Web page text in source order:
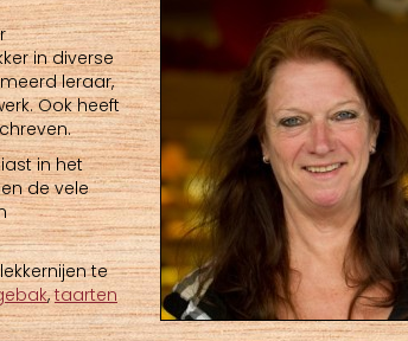
in diverse
leraar,
Ook heeft
in het
de vele
te
,taarten